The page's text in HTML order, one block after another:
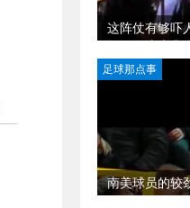
这阵仗有够吓
南美球员的较
足球那点事